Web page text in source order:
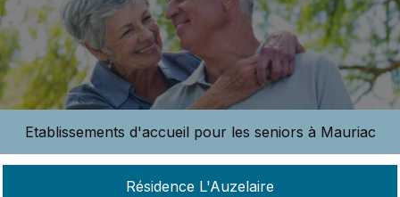
Etablissements d'accueil pour les seniors à Mauriac
Résidence L'Auzelaire